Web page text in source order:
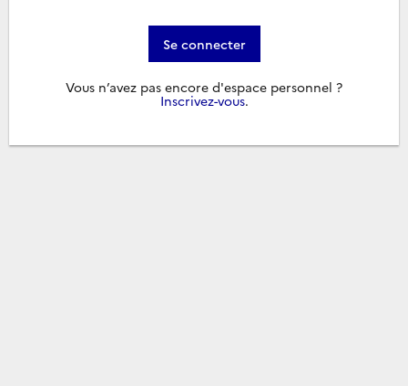
Se connecter
Vous n’avez pas encore d'espace personnel ?
Inscrivez-vous.